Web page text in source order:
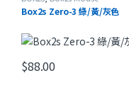
Box2s Zero-3 綠/黃/灰色
$88.00
此產品有多種款式。 可